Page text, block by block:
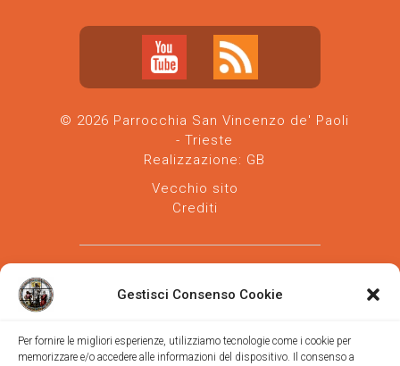
Gestisci Consenso Cookie
Per fornire le migliori esperienze, utilizziamo tecnologie come i cookie per
memorizzare e/o accedere alle informazioni del dispositivo. Il consenso a
© 2026 Parrocchia San Vincenzo de' Paoli
- Trieste
Realizzazione: GB
Vecchio sito
Crediti